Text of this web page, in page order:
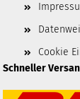
Cookie
Schneller